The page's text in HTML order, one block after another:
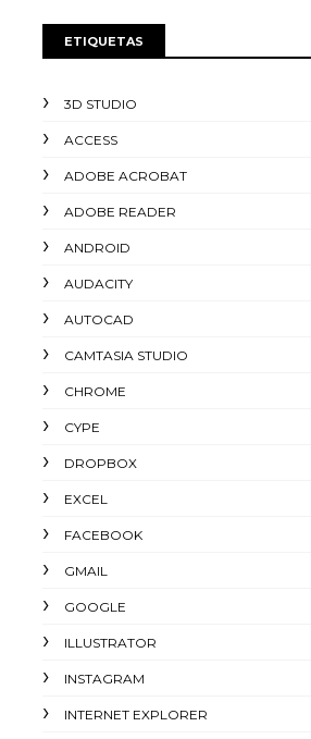
ETIQUETAS
3D STUDIO
ACCESS
ADOBE ACROBAT
ADOBE READER
ANDROID
AUDACITY
AUTOCAD
CAMTASIA STUDIO
CHROME
CYPE
DROPBOX
EXCEL
FACEBOOK
GMAIL
GOOGLE
ILLUSTRATOR
INSTAGRAM
INTERNET EXPLORER